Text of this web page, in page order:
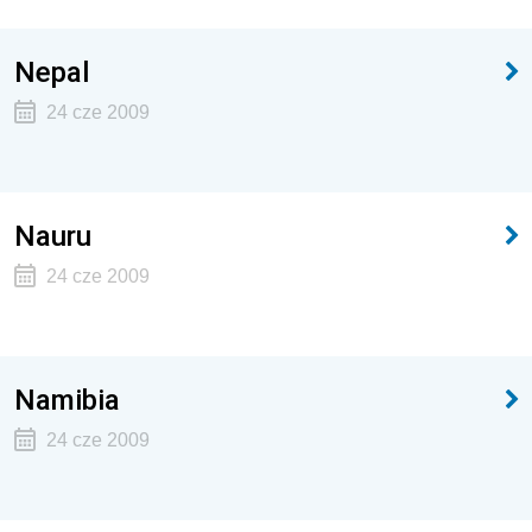
Nepal
24 cze 2009
Nauru
24 cze 2009
Namibia
24 cze 2009